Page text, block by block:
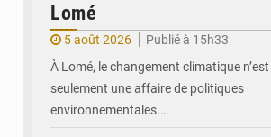
Lomé
5 août 2026
Publié à 15h33
À Lomé, le changement climatique
seulement une affaire de politiques
environnementales.…